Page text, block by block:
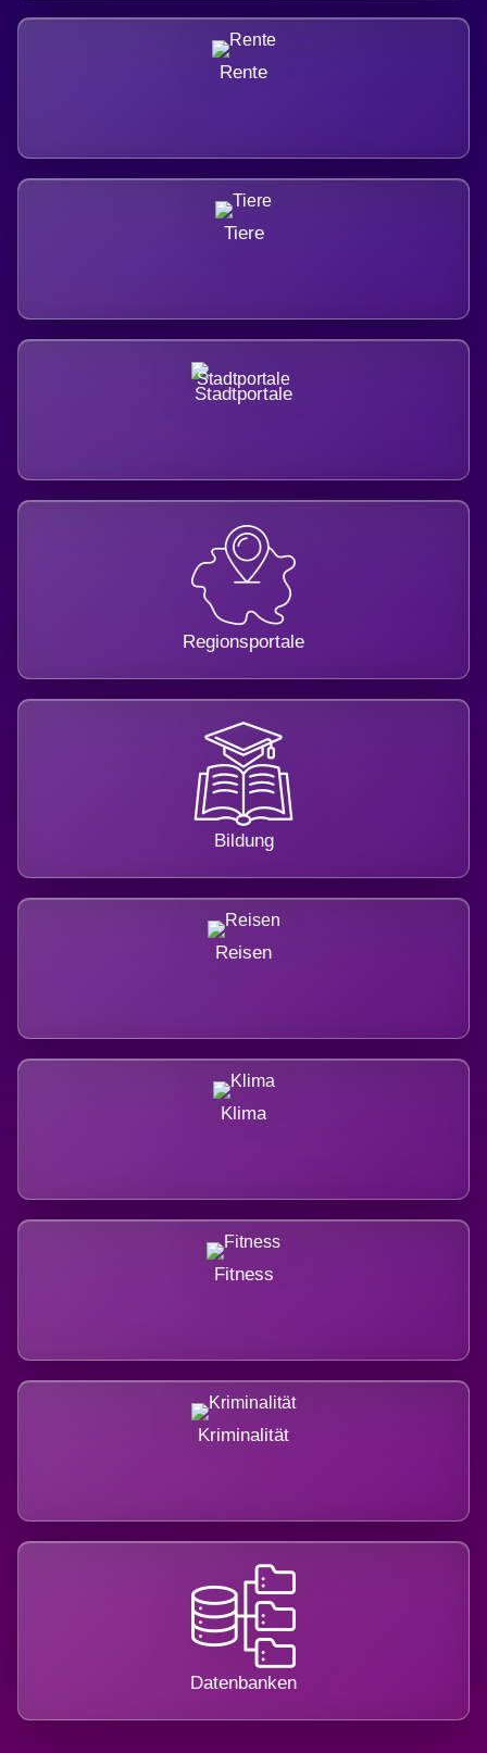
Rente
Tiere
Stadtportale
Regionsportale
Bildung
Reisen
Klima
Fitness
Kriminalität
Datenbanken